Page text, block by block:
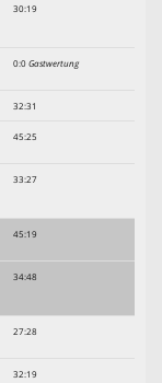
30:19
0:0Gastwertung
32:31
45:25
33:27
45:19
34:48
27:28
32:19